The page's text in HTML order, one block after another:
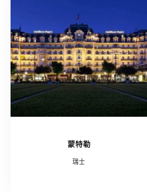
蒙特勒
瑞士